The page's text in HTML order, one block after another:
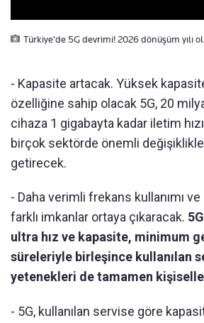
Türkiye'de 5G devrimi! 2026 dönüşüm yılı
- Kapasite artacak. Yüksek
özelliğine sahip olacak 5G, 20
cihaza 1 gigabayta kadar iletim
birçok sektörde önemli
getirecek.
- Daha verimli frekans kullanımı
farklı imkanlar ortaya çıkaracak.
ultra hız ve kapasite, minimum
süreleriyle birleşince kullanılan
yetenekleri de tamamen
- 5G, kullanılan servise göre